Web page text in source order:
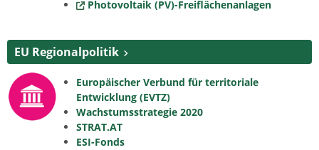
Photovoltaik (PV)-Freiflächenanlagen
EU Regionalpolitik
Europäischer Verbund für territoriale
Entwicklung (EVTZ)
Wachstumsstrategie 2020
STRAT.AT
ESI-Fonds